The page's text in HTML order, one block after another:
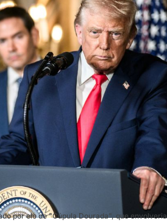
por ele de "Cúpula Dourada", que envolveria